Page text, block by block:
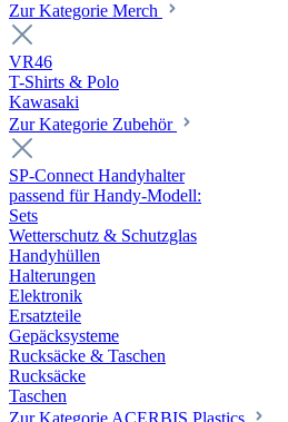
Zur Kategorie Merch
VR46
T-Shirts & Polo
Kawasaki
Zur Kategorie Zubehör
SP-Connect Handyhalter
passend für Handy-Modell:
Sets
Wetterschutz & Schutzglas
Handyhüllen
Halterungen
Elektronik
Ersatzteile
Gepäcksysteme
Rucksäcke & Taschen
Rucksäcke
Taschen